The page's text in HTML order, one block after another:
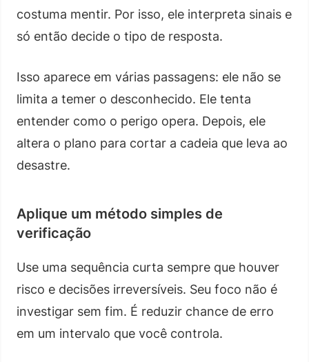
costuma mentir. Por isso, ele interpreta sinais e
só então decide o tipo de resposta.
Isso aparece em várias passagens: ele não se
limita a temer o desconhecido. Ele tenta
entender como o perigo opera. Depois, ele
altera o plano para cortar a cadeia que leva ao
desastre.
Aplique um método simples de
verificação
Use uma sequência curta sempre que houver
risco e decisões irreversíveis. Seu foco não é
investigar sem fim. É reduzir chance de erro
em um intervalo que você controla.